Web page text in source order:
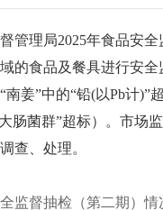
理局2025年食品安全
的食品及餐具进行安全
姜”中的“铅(以Pb计)”
肠菌群”超标）。市场
查、处理。
监督抽检（第二期）情